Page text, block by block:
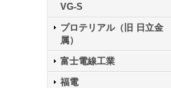
VG-S
プロテリアル（旧 日立金
属）
富士電線工業
福電